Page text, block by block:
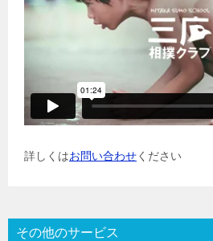
詳しくはお問い合わせください
その他のサービス